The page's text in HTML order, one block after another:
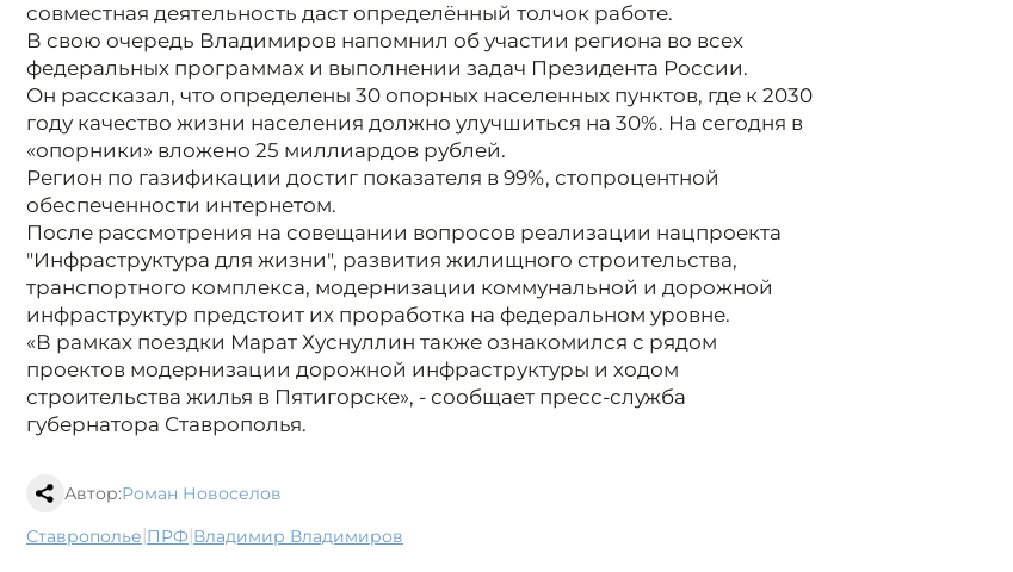
совместная деятельность даст определённый толчок работе.
В свою очередь Владимиров напомнил об участии региона во всех
федеральных программах и выполнении задач Президента России.
Он рассказал, что определены 30 опорных населенных пунктов, где к 2030
году качество жизни населения должно улучшиться на 30%. На сегодня в
«опорники» вложено 25 миллиардов рублей.
Регион по газификации достиг показателя в 99%, стопроцентной
обеспеченности интернетом.
После рассмотрения на совещании вопросов реализации нацпроекта
"Инфраструктура для жизни", развития жилищного строительства,
транспортного комплекса, модернизации коммунальной и дорожной
инфраструктур предстоит их проработка на федеральном уровне.
«В рамках поездки Марат Хуснуллин также ознакомился с рядом
проектов модернизации дорожной инфраструктуры и ходом
строительства жилья в Пятигорске», - сообщает пресс-служба
губернатора Ставрополья.
Автор:Роман Новоселов
Ставрополье| ПРФ| Владимир Владимиров